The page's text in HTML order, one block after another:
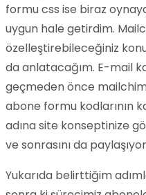
formu css ise biraz
uygun hale getirdim.
özelleştirebileceğiniz
da anlatacağım. E-mail
geçmeden önce
abone formu kodlarının
adına site konseptinize
ve sonrasını da
Yukarıda belirttiğim